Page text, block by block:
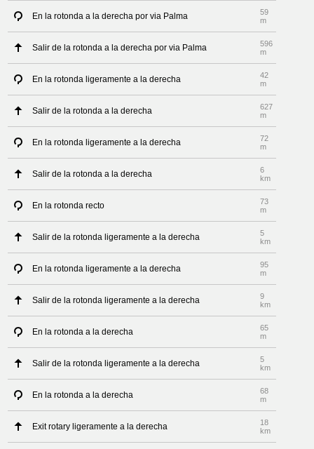
En la rotonda a la derecha por via Palma
59
m
Salir de la rotonda a la derecha por via Palma
596
m
En la rotonda ligeramente a la derecha
42
m
Salir de la rotonda a la derecha
627
m
En la rotonda ligeramente a la derecha
72
m
Salir de la rotonda a la derecha
6
km
En la rotonda recto
73
m
Salir de la rotonda ligeramente a la derecha
5
km
En la rotonda ligeramente a la derecha
95
m
Salir de la rotonda ligeramente a la derecha
9
km
En la rotonda a la derecha
65
m
Salir de la rotonda ligeramente a la derecha
5
km
En la rotonda a la derecha
68
m
Exit rotary ligeramente a la derecha
18
km